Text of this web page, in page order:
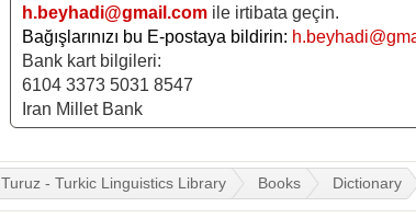
h.beyhadi@gmail.com ile irtibata geçin.
Bağışlarınızı bu E-postaya bildirin:
Bank kart bilgileri:
6104 3373 5031 8547
Iran Millet Bank
Turuz - Turkic Linguistics Library Books Dictionary